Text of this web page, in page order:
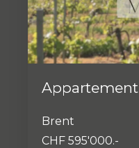
Appartement
Brent
CHF 595'000.-